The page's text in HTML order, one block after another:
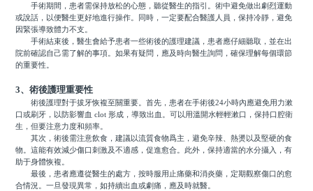
手術期間，患者需保持放松的心態，聽從醫生的指引。術中避免做出劇烈運動
或說話，以便醫生更好地進行操作。同時，一定要配合醫護人員，保持冷靜，避免
因緊張導致體力不支。
手術結束後，醫生會給予患者一些術後的護理建議，患者應仔細聽取，並在出
院前確認自己需了解的事項。如果有疑問，應及時向醫生詢問，確保理解每個環節
的重要性。
3、術後護理重要性
術後護理對于拔牙恢複至關重要。首先，患者在手術後24小時內應避免用力漱
口或刷牙，以防影響血 clot 形成，導致出血。可以用溫開水輕輕漱口，保持口腔衛
生，但要注意力度和頻率。
其次，術後需注意飲食，建議以流質食物爲主，避免辛辣、熱燙以及堅硬的食
物。這能有效減少傷口刺激及不適感，促進愈合。此外，保持適當的水分攝入，有
助于身體恢複。
最後，患者應遵從醫生的處方，按時服用止痛藥和消炎藥，定期觀察傷口的愈
合情況。一旦發現異常，如持續出血或劇痛，應及時就醫。